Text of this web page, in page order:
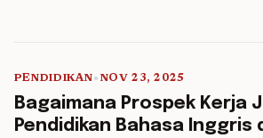
PENDIDIKAN• NOV 23, 2025
Bagaimana Prospek Kerja
Pendidikan Bahasa Inggris